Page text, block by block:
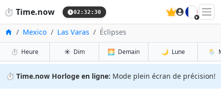
⏱️ Time.now 02:32:32 🇫🇷
Accueil
Mexico Las Varas Éclipses
⏱️ Heure ☀️ Dim 🌅 Demain 🌙 Lune 🌦️
⏱️ Time.now Horloge en ligne: Mode plein écran de précision!